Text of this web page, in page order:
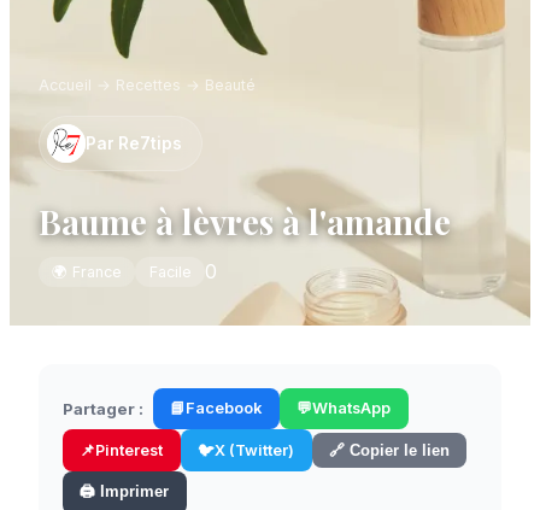
Accueil → Recettes → Beauté
Par Re7tips
Baume à lèvres à l'amande
🌍 France Facile 0
Partager : 📘 Facebook 💬WhatsApp
📌Pinterest 🐦X (Twitter) 🔗 Copier le lien
🖨️ Imprimer